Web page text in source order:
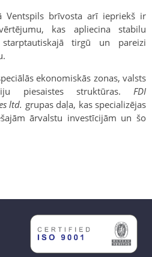
Ventspils brīvosta arī iepriekš ir
kas apliecina stabilu
tirgū un pareizi
ekonomiskās zonas, valsts
piesaistes struktūras. FDI
ltd. grupas daļa, kas specializējas
ārvalstu investīcijām un šo